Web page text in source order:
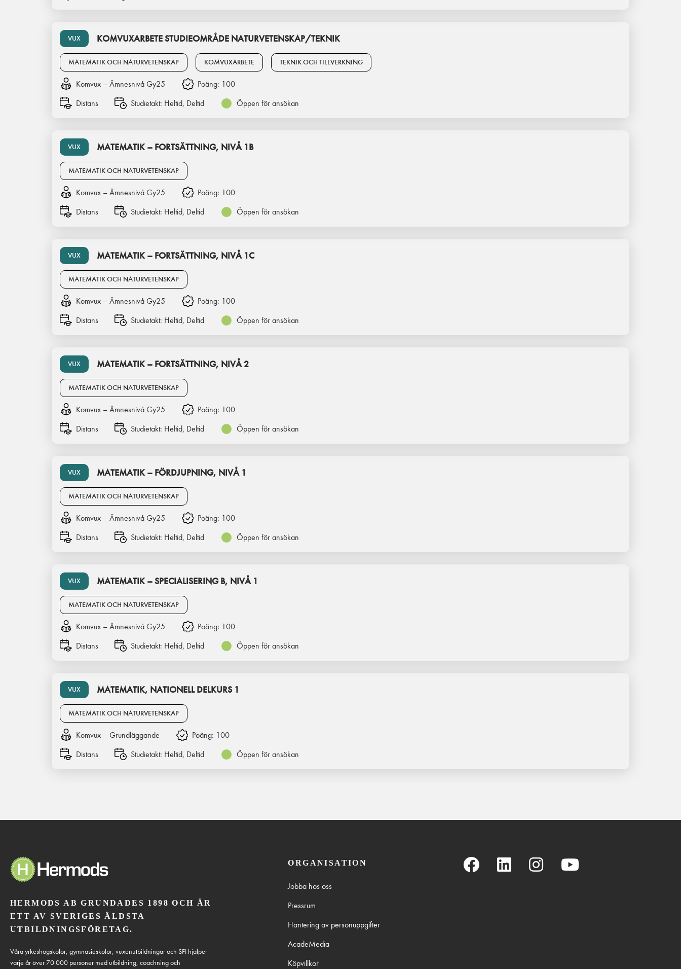
VUX KOMVUXARBETE STUDIEOMRÅDE NATURVETENSKAP/TEKNIK
MATEMATIK OCH NATURVETENSKAP KOMVUXARBETE TEKNIK OCH TILLVERKNING
Komvux – Ämnesnivå Gy25 Poäng: 100
Distans
Studietakt: Heltid, Deltid Öppen för ansökan
VUX MATEMATIK – FORTSÄTTNING, NIVÅ 1B
MATEMATIK OCH NATURVETENSKAP
Komvux – Ämnesnivå Gy25 Poäng: 100
Distans
Studietakt: Heltid, Deltid Öppen för ansökan
VUX MATEMATIK – FORTSÄTTNING, NIVÅ 1C
MATEMATIK OCH NATURVETENSKAP
Komvux – Ämnesnivå Gy25 Poäng: 100
Distans
Studietakt: Heltid, Deltid Öppen för ansökan
VUX MATEMATIK – FORTSÄTTNING, NIVÅ 2
MATEMATIK OCH NATURVETENSKAP
Komvux – Ämnesnivå Gy25 Poäng: 100
Distans
Studietakt: Heltid, Deltid Öppen för ansökan
VUX MATEMATIK – FÖRDJUPNING, NIVÅ 1
MATEMATIK OCH NATURVETENSKAP
Komvux – Ämnesnivå Gy25 Poäng: 100
Distans
Studietakt: Heltid, Deltid Öppen för ansökan
VUX MATEMATIK – SPECIALISERING B, NIVÅ 1
MATEMATIK OCH NATURVETENSKAP
Komvux – Ämnesnivå Gy25 Poäng: 100
Distans
Studietakt: Heltid, Deltid Öppen för ansökan
VUX MATEMATIK, NATIONELL DELKURS 1
MATEMATIK OCH NATURVETENSKAP
Komvux – Grundläggande Poäng: 100
Distans
Studietakt: Heltid, Deltid Öppen för ansökan
HERMODS AB GRUNDADES 1898 OCH ÄR
ETT AV SVERIGES ÄLDSTA
UTBILDNINGSFÖRETAG.
Våra yrkeshögskolor, gymnasieskolor, vuxenutbildningar och SFI hjälper
varje år över 70 000 personer med utbildning, coachning och
ORGANISATION
Jobba hos oss
Pressrum
Hantering av personuppgifter
AcadeMedia
Köpvillkor